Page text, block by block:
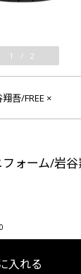
1 / 2
吾/FREE ×
フォーム/岩
入れる